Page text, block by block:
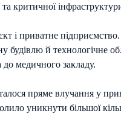
критичної
і приватне
будівлю й технологічне
до медичного закладу.
пряме влучання у
уникнути більшої